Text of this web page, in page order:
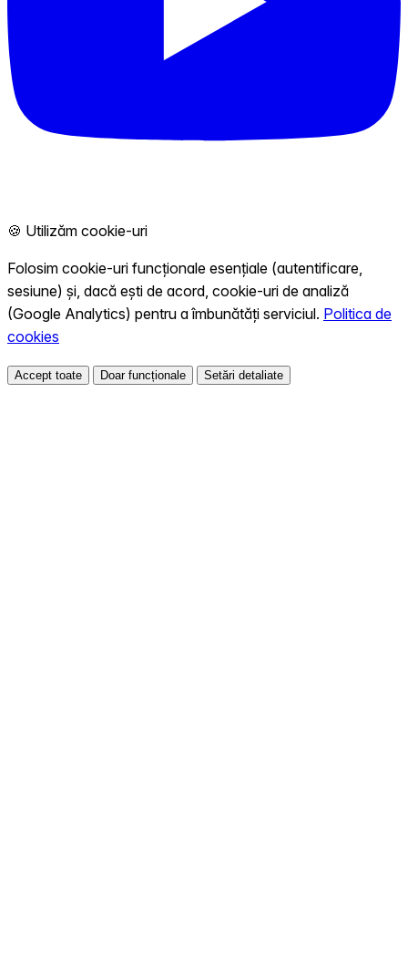
🍪 Utilizăm cookie-uri
Folosim cookie-uri funcționale esențiale (autentificare,
sesiune) și, dacă ești de acord, cookie-uri de analiză
(Google Analytics) pentru a îmbunătăți serviciul. Politica de
cookies
Accept toate Doar funcționale Setări detaliate